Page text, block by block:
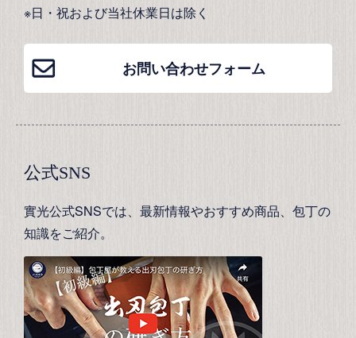
※日・祝および当社休業日は除く
お問い合わせフォーム
公式SNS
實光公式SNSでは、最新情報やおすすめ商品、包丁の
知識をご紹介。